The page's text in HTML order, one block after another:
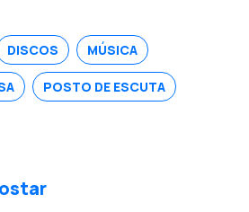
DISCOS MÚSICA
POSTO DE ESCUTA